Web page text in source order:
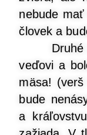
nebu­de
člo­vek a
Dru­hé
ve­ďo­vi a
mäsa!
bude
a